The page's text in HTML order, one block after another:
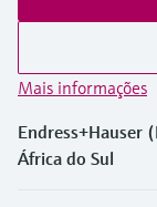
Mais informações
Endress+Hauser
África do Sul